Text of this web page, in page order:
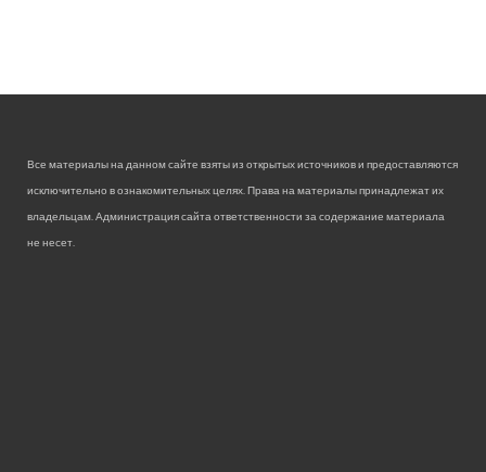
Все материалы на данном сайте взяты из открытых источников и предоставляются
исключительно в ознакомительных целях. Права на материалы принадлежат их
владельцам. Администрация сайта ответственности за содержание материала
не несет.